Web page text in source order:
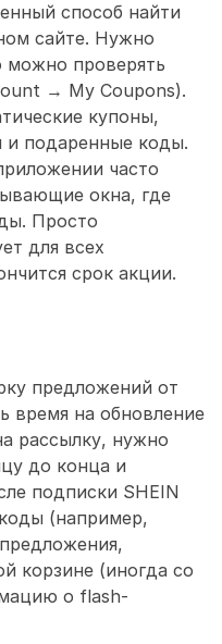
способ найти
сайте. Нужно
можно проверять
→ My Coupons).
купоны,
и подаренные коды.
часто
окна, где
Просто
для всех
срок акции.
предложений от
время на обновление
рассылку, нужно
до конца и
подписки SHEIN
(например,
корзине (иногда со
о flash-